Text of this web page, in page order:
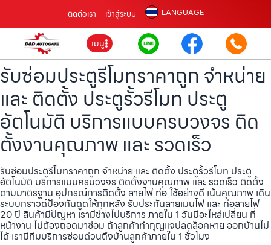
ติดต่อเรา เข้าสู่ระบบ LANGUAGE
เมนู
รับซ่อมประตูรีโมทราคาถูก จำหน่าย
และ ติดตั้ง ประตูรั้วรีโมท ประตู
อัตโนมัติ บริการแบบครบวงจร ติด
ตั้งงานคุณภาพ และ รวดเร็ว
รับซ่อมประตูรีโมทราคาถูก จำหน่าย และ ติดตั้ง ประตูรั้วรีโมท ประตู
อัตโนมัติ บริการแบบครบวงจร ติดตั้งงานคุณภาพ และ รวดเร็ว ติดตั้ง
ตามมาตรฐาน อุปกรณ์การติดตั้ง สายไฟ ท่อ ใช้อย่างดี เน้นคุณภาพ เดิน
ระบบกราวด์ป้องกันดูดให้ทุกหลัง รับประกันสายเมนไฟ และ ท่อสายไฟ
20 ปี สินค้ามีปัญหา เรามีช่างไปบริการ ภายใน 1 วันมีอะไหล่เปลี่ยน ที่
หน้างาน ไม่ต้องถอดมาซ่อม ถ้าลูกค้าทำกุญแจปลดล็อคหาย ออกบ้านไม่
ได้ เรามีทีมบริการซ่อมด่วนถึงบ้านลูกค้าภายใน 1 ชั่วโมง